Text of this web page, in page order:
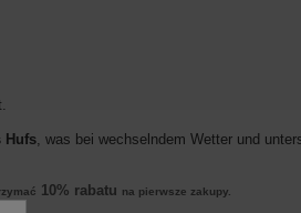
Hufs, was bei wechselndem Wetter und
10% rabatu na pierwsze zakupy.